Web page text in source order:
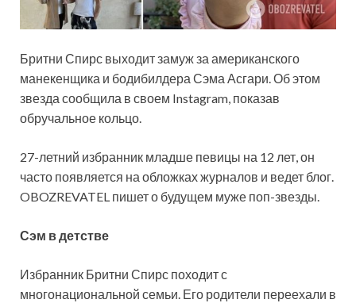
Бритни Спирс выходит замуж за американского
манекенщика и бодибилдера Сэма Асгари. Об этом
звезда сообщила в своем Instagram, показав
обручальное кольцо.
27-летний избранник младше певицы на 12 лет, он
часто появляется на обложках журналов и ведет блог.
OBOZREVATEL пишет о будущем муже поп-звезды.
Сэм в детстве
Избранник Бритни Спирс походит с
многонациональной семьи. Его родители переехали в